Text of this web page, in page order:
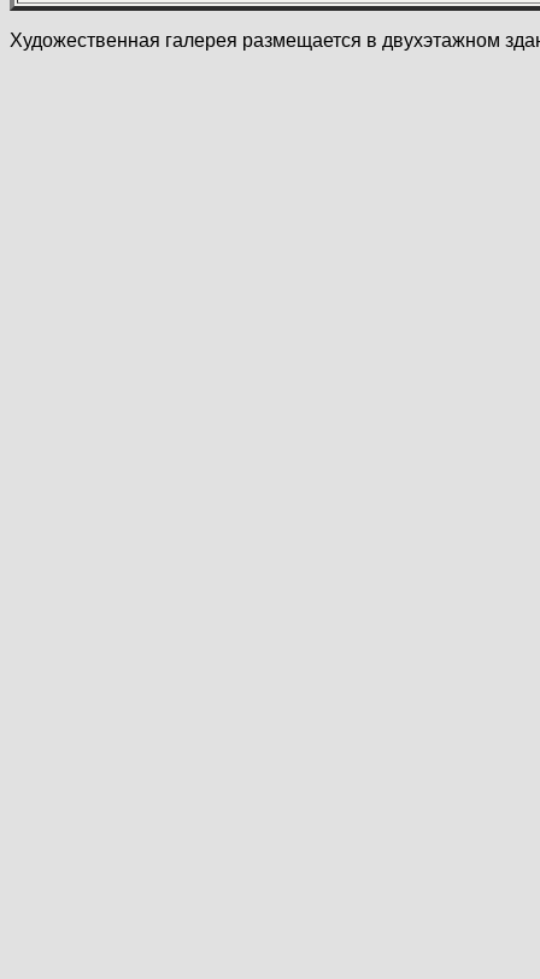
Художественная галерея размещается в двухэтажном